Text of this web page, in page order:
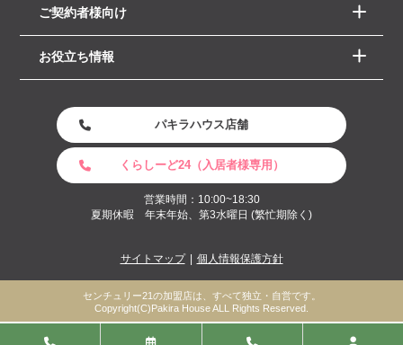
ご契約者様向け
お役立ち情報
パキラハウス店舗
くらしーど24（入居者様専用）
営業時間：10:00~18:30
夏期休暇 年末年始、第3水曜日 (繁忙期除く)
サイトマップ 個人情報保護方針
センチュリー21の加盟店は、すべて独立・自営です。
Copyright(C)Pakira House ALL Rights Reserved.